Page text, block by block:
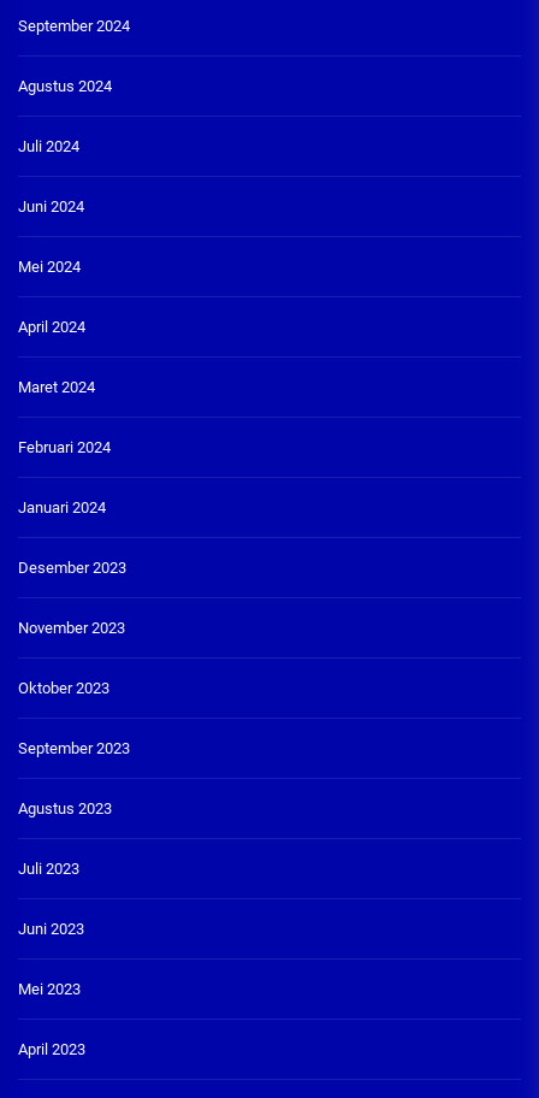
September 2024
Agustus 2024
Juli 2024
Juni 2024
Mei 2024
April 2024
Maret 2024
Februari 2024
Januari 2024
Desember 2023
November 2023
Oktober 2023
September 2023
Agustus 2023
Juli 2023
Juni 2023
Mei 2023
April 2023